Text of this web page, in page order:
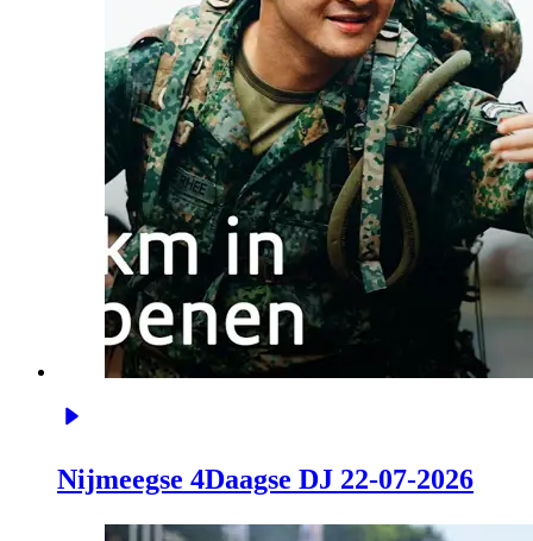
Nijmeegse 4Daagse DJ 22-07-2026